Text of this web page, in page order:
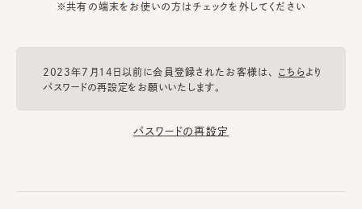
※共有の端末をお使いの方はチェックを外してください
2023年7月14日以前に会員登録されたお客様は、 こちらより
パスワードの再設定をお願いいたします。
パスワードの再設定